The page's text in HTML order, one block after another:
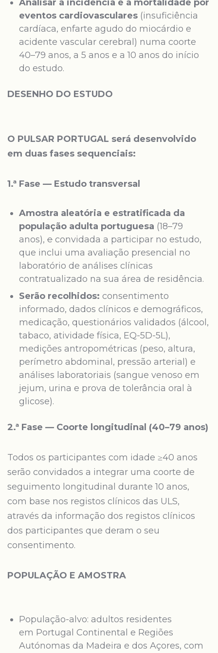
Analisar a incidência e a mortalidade por
eventos cardiovasculares (insuficiência
cardíaca, enfarte agudo do miocárdio e
acidente vascular cerebral) numa coorte
40–79 anos, a 5 anos e a 10 anos do início
do estudo.
DESENHO DO ESTUDO
O PULSAR PORTUGAL será desenvolvido
em duas fases sequenciais:
1.ª Fase — Estudo transversal
Amostra aleatória e estratificada da
população adulta portuguesa (18–79
anos), e convidada a participar no estudo,
que inclui uma avaliação presencial no
laboratório de análises clínicas
contratualizado na sua área de residência.
Serão recolhidos: consentimento
informado, dados clínicos e demográficos,
medicação, questionários validados (álcool,
tabaco, atividade física, EQ-5D-5L),
medições antropométricas (peso, altura,
perímetro abdominal, pressão arterial) e
análises laboratoriais (sangue venoso em
jejum, urina e prova de tolerância oral à
glicose).
2.ª Fase — Coorte longitudinal (40–79 anos)
Todos os participantes com idade ≥40 anos
serão convidados a integrar uma coorte de
seguimento longitudinal durante 10 anos,
com base nos registos clínicos das ULS,
através da informação dos registos clínicos
dos participantes que deram o seu
consentimento.
POPULAÇÃO E AMOSTRA
População-alvo: adultos residentes
em Portugal Continental e Regiões
Autónomas da Madeira e dos Açores, com